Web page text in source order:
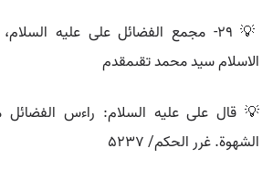
الاسلام سيد محمد تقىمقدم
💡 قال على عليه السلام: راءس
الشهوة. غرر الحكم/ 5237